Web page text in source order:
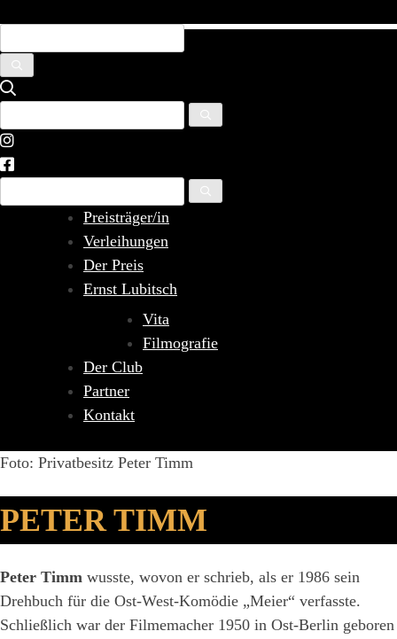
content
Preisträger/in
Verleihungen
Der Preis
Ernst Lubitsch
Vita
Filmografie
Der Club
Partner
Kontakt
Foto: Privatbesitz Peter Timm
PETER TIMM
Peter Timm wusste, wovon er schrieb, als er 1986 sein
Drehbuch für die Ost-West-Komödie „Meier“ verfasste.
Schließlich war der Filmemacher 1950 in Ost-Berlin geboren